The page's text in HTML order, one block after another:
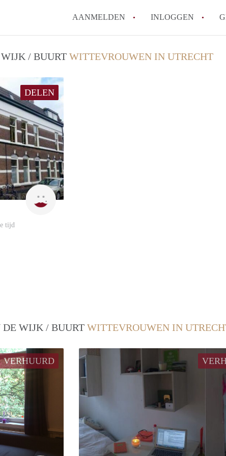
AANMELDEN INLOGGEN
Hoe vind
/ BUURT WITTEVROUWEN IN UTRECHT
DELEN
Agien
tijd
WIJK / BUURT WITTEVROUWEN IN
VERHUURD